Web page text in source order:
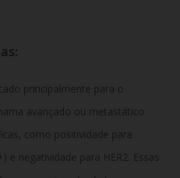
principalmente para o
avançado ou metastático
como positividade para
e negatividade para HER2. Essas